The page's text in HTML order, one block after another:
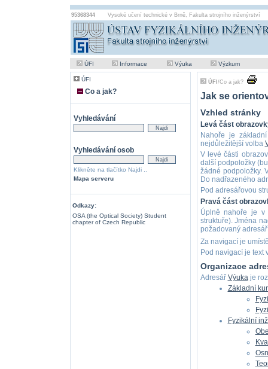
95368344 Vysoké učení technické v Brně, Fakulta strojního inženýrství
ÚFI Informace Výuka Výzkum
ÚFI
Co a jak?
Vyhledávání
Vyhledávání osob
Klikněte na tlačítko Najdi ..
Mapa serveru
Odkazy:
OSA (the Optical Society) Student
chapter of Czech Republic
ÚFI /Co a jak?
Jak se
Vzhled stránky
Levá část
Nahoře je
nejdůležitější volba
V levé části
další podpoložky
žádné podpoložky.
Do nadřazeného
Pod adresářovou
Pravá část
Úplně nahoře je v
struktuře). Jména
požadovaný
Za navigací je
Pod navigací je text
Organizace
Adresář Výukaje
Základní
Fyzikální